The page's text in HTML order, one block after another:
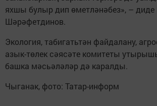
яхшы булыр дип өметләнәбез», –
Шәрәфетдинов.
Экология, табигатьтән файдалану,
азык-төлек сәясәте комитеты
башка мәсьәләләр дә каралды.
Чыганак, фото: Татар-информ